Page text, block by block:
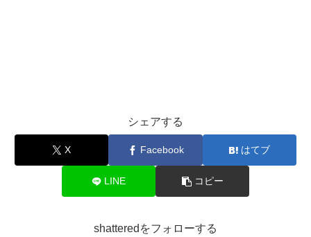
シェアする
X Facebook はてブ
LINE コピー
shatteredをフォローする